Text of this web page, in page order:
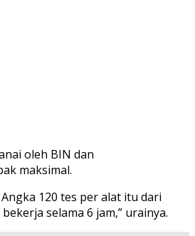
oleh BIN dan
maksimal.
120 tes per alat itu dari
selama 6 jam,” urainya.